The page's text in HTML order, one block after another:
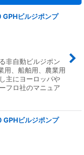
ビルジポンプ
非自動ビルジポン
用、船舶用、農業用
主にヨーロッパや
フロ社のマニュア
ビルジポンプ